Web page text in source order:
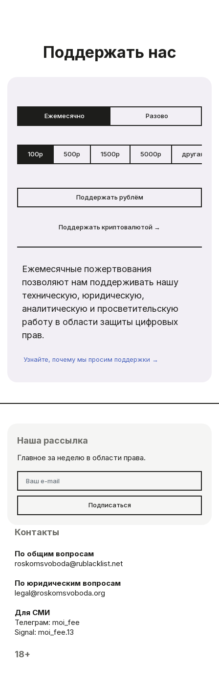
Поддержать нас
Ежемесячно Разово
100р 500р 1500р 5000р другая
Поддержать рублём
Поддержать криптовалютой →
Ежемесячные пожертвования
позволяют нам поддерживать нашу
техническую, юридическую,
аналитическую и просветительскую
работу в области защиты цифровых
прав.
Узнайте, почему мы просим поддержки →
Наша рассылка
Главное за неделю в области права.
Подписаться
Контакты
По общим вопросам
roskomsvoboda@rublacklist.net
По юридическим вопросам
legal@roskomsvoboda.org
Для СМИ
Телеграм: moi_fee
Signal: moi_fee.13
18+